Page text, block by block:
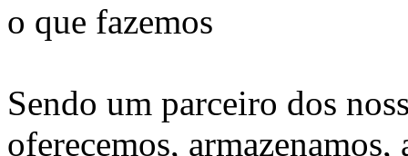
o que fazemos
Sendo um parceiro dos
oferecemos, armazenamos,